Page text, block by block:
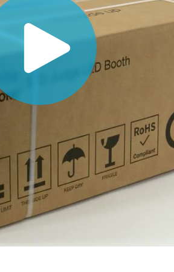
Materiales de
Bienes Duraderos